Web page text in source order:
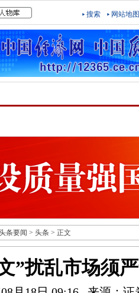
搜索 网站地
条要闻 > 头条 > 正文
”扰乱市场须